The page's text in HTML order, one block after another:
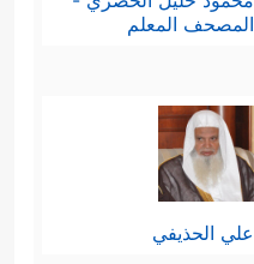
المصحف المعلم
علي الحذيفي